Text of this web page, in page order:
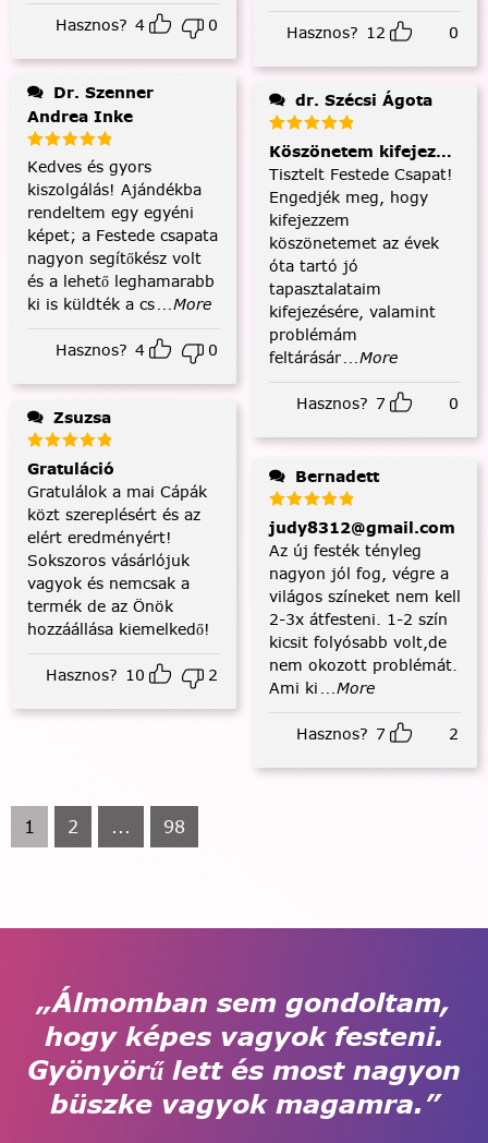
Hasznos? 4 0
Andrea Inke
Kedves és gyors
kiszolgálás! Ajándékba
rendeltem egy egyéni
képet; a Festede csapata
nagyon segítőkész volt
és a lehető leghamarabb
ki is küldték a cs...More
Hasznos? 4 0
Zsuzsa
Gratuláció
Gratulálok a mai Cápák
közt szereplésért és az
elért eredményért!
Sokszoros vásárlójuk
vagyok és nemcsak a
termék de az Önök
hozzáállása kiemelkedő!
Hasznos? 10 2
Hasznos? 12 0
dr. Szécsi Ágota
Köszönetem kifejezése
Tisztelt Festede Csapat!
Engedjék meg, hogy
kifejezzem
köszönetemet az évek
óta tartó jó
tapasztalataim
kifejezésére, valamint
problémám
feltárásár...More
Hasznos? 7 0
Bernadett
judy8312@gmail.com
Az új festék tényleg
nagyon jól fog, végre a
világos színeket nem kell
2-3x átfesteni. 1-2 szín
kicsit folyósabb volt,de
nem okozott problémát.
Ami ki ...More
Hasznos? 7 2
1 2 ... 98
„Álmomban sem gondoltam,
hogy képes vagyok festeni.
Gyönyörű lett és most nagyon
büszke vagyok magamra.”